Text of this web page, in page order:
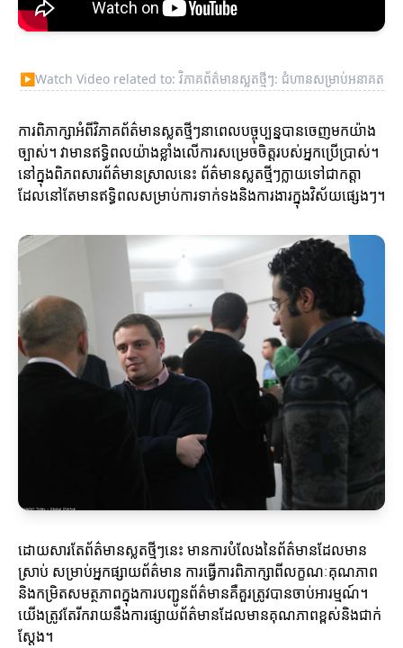
▶Watch Video related to: វិភាគព័ត៌មានស្លតថ្មីៗ: ជំហានសម្រាប់អនាគត
ការពិភាក្សាអំពីវិភាគព័ត៌មានស្លតថ្មីៗនាពេលបច្ចុប្បន្នបានចេញមកយ៉ាង
ច្បាស់។ វាមានឥទ្ធិពលយ៉ាងខ្លាំងលើការសម្រេចចិត្តរបស់អ្នកប្រើប្រាស់។
នៅក្នុងពិភពសារព័ត៌មានស្រាលនេះ ព័ត៌មានស្លតថ្មីៗក្លាយទៅជាកត្តា
ដែលនៅតែមានឥទ្ធិពលសម្រាប់ការទាក់ទងនិងការងារក្នុងវិស័យផ្សេងៗ។
ដោយសារតែព័ត៌មានស្លតថ្មីៗនេះ មានការបំលែងនៃព័ត៌មានដែលមាន
ស្រាប់ សម្រាប់អ្នកផ្សាយព័ត៌មាន ការធ្វើការពិភាក្សាពីលក្ខណៈគុណភាព
និងកម្រិតសមត្ថភាពក្នុងការបញ្ជូនព័ត៌មានគឺគួរត្រូវបានចាប់អារម្មណ៍។
យើងត្រូវតែរីករាយនឹងការផ្សាយព័ត៌មានដែលមានគុណភាពខ្ពស់និងជាក់
ស្តែង។